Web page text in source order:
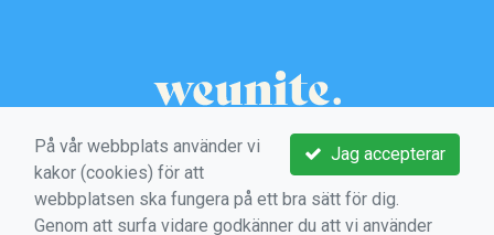
Jag accepterar
På vår webbplats använder vi
kakor (cookies) för att
webbplatsen ska fungera på ett bra sätt för dig.
Genom att surfa vidare godkänner du att vi använder